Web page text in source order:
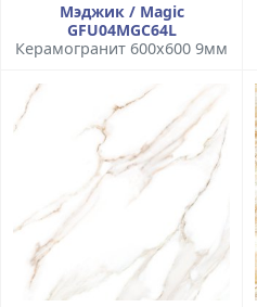
Мэджик / Magic
GFU04MGC64L
Керамогранит 600x600 9мм